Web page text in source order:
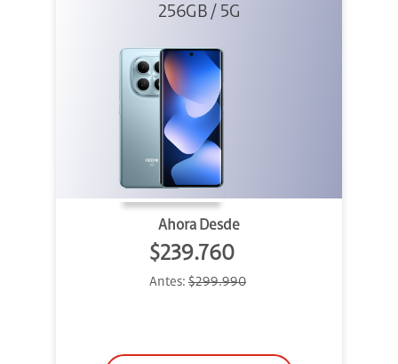
5G Azul Glaciar
256GB / 5G
Ahora Desde
$239.760
Antes: $299.990